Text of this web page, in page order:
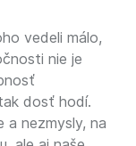
vedeli málo,
nie je
dosť hodí.
a nezmysly, na